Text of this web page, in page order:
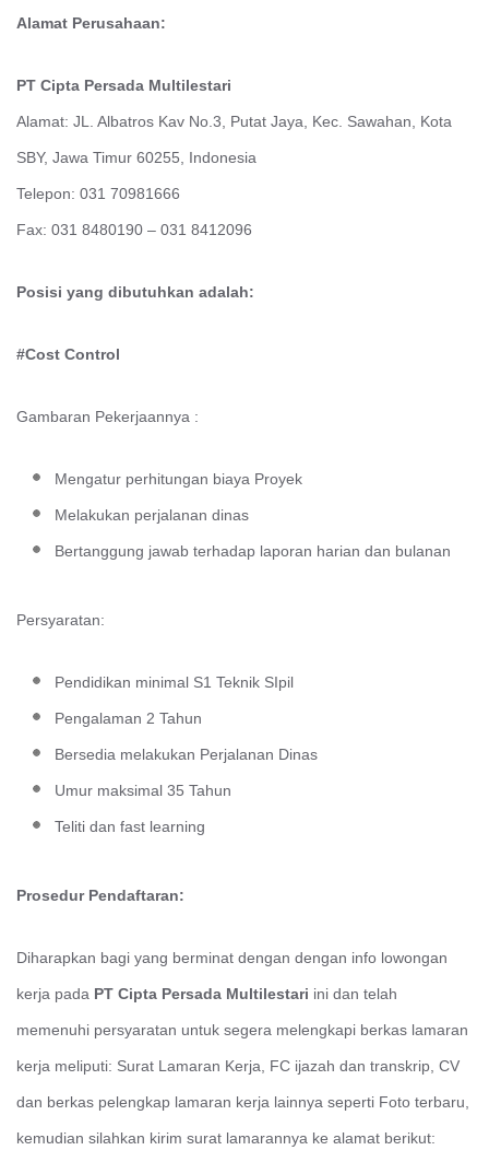
Alamat Perusahaan:
PT Cipta Persada Multilestari
Alamat: JL. Albatros Kav No.3, Putat Jaya, Kec. Sawahan, Kota
SBY, Jawa Timur 60255, Indonesia
Telepon: 031 70981666
Fax: 031 8480190 – 031 8412096
Posisi yang dibutuhkan adalah:
#Cost Control
Gambaran Pekerjaannya :
Mengatur perhitungan biaya Proyek
Melakukan perjalanan dinas
Bertanggung jawab terhadap laporan harian dan bulanan
Persyaratan:
Pendidikan minimal S1 Teknik SIpil
Pengalaman 2 Tahun
Bersedia melakukan Perjalanan Dinas
Umur maksimal 35 Tahun
Teliti dan fast learning
Prosedur Pendaftaran:
Diharapkan bagi yang berminat dengan dengan info lowongan
kerja pada PT Cipta Persada Multilestari ini dan telah
memenuhi persyaratan untuk segera melengkapi berkas lamaran
kerja meliputi: Surat Lamaran Kerja, FC ijazah dan transkrip, CV
dan berkas pelengkap lamaran kerja lainnya seperti Foto terbaru,
kemudian silahkan kirim surat lamarannya ke alamat berikut: